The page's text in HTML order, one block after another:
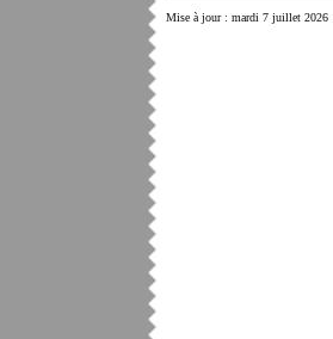
Mise à jour : mardi 7 juillet 2026